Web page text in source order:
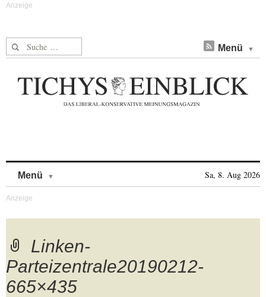
Suche nach: Menü
Menü Sa, 8. Aug 2026
Linken-
Parteizentrale20190212-
665×435